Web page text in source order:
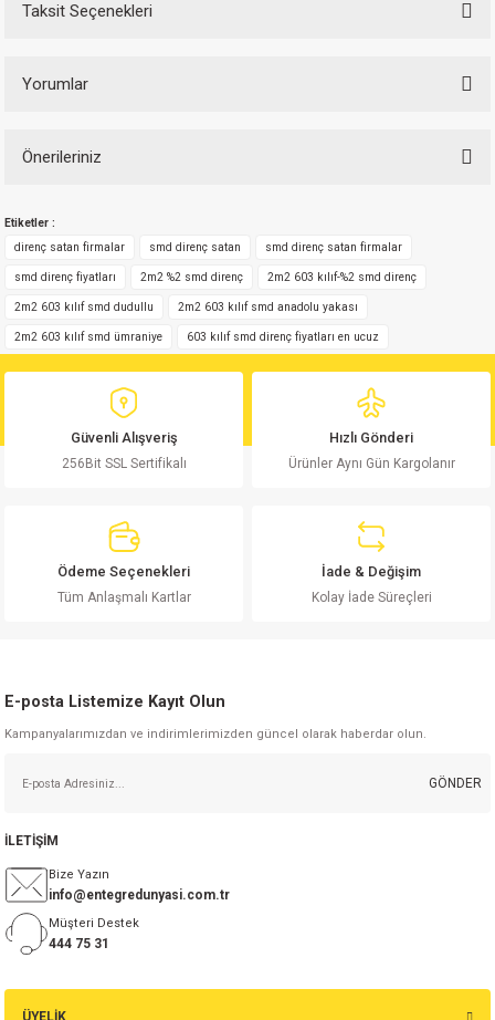
Taksit Seçenekleri
Yorumlar
Önerileriniz
yetersiz gördüğünüz noktaları öneri formunu kullanarak tarafımıza
iletebilirsiniz.
Görüş ve önerileriniz için teşekkür ederiz.
Ürün açıklamasında eksik bilgiler bulunuyor.
Ürün bilgilerinde hatalar bulunuyor.
Ürün fiyatı diğer sitelerden daha pahalı.
Bu ürüne benzer farklı alternatifler olmalı.
Etiketler :
direnç satan firmalar
smd direnç satan smd direnç satan firmalar
smd direnç fiyatları 2m2 %2 smd direnç 2m2 603 kılıf-%2 smd direnç
2m2 603 kılıf smd dudullu 2m2 603 kılıf smd anadolu yakası
2m2 603 kılıf smd ümraniye 603 kılıf smd direnç fiyatları en ucuz
Güvenli Alışveriş
256Bit SSL Sertifikalı
Hızlı Gönderi
Ürünler Aynı Gün Kargolanır
Ödeme Seçenekleri
Tüm Anlaşmalı Kartlar
İade & Değişim
Kolay İade Süreçleri
E-posta Listemize Kayıt Olun
Kampanyalarımızdan ve indirimlerimizden güncel olarak haberdar olun.
GÖNDER
İLETİŞİM
Bize Yazın
info@entegredunyasi.com.tr
Müşteri Destek
444 75 31